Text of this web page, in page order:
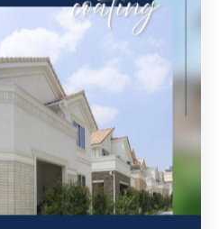
外壁補修 シール工事
ベランダ簡易防水 茨木市
タイル張り 守口市
外壁張り替え 瓦固定
瓦差し替え 京都市